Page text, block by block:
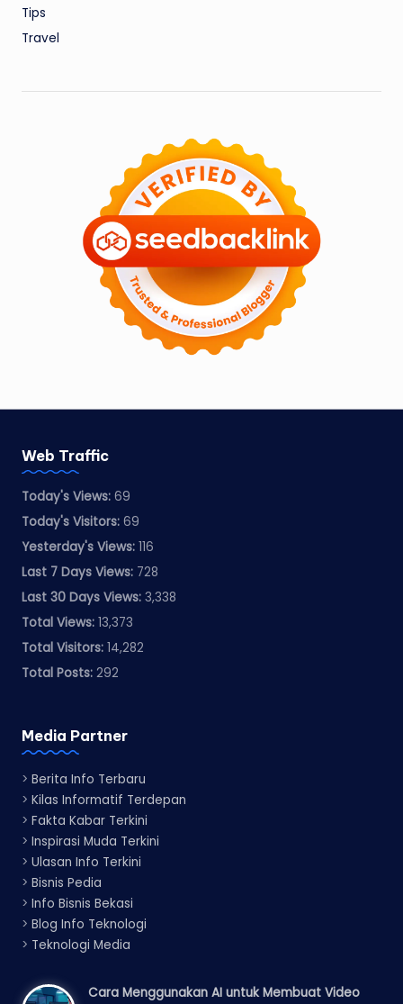
Tips
Travel
Web Traffic
Today's Views: 69
Today's Visitors: 69
Yesterday's Views: 116
Last 7 Days Views: 728
Last 30 Days Views: 3,338
Total Views: 13,373
Total Visitors: 14,282
Total Posts: 292
Media Partner
> Berita Info Terbaru
> Kilas Informatif Terdepan
> Fakta Kabar Terkini
> Inspirasi Muda Terkini
> Ulasan Info Terkini
> Bisnis Pedia
> Info Bisnis Bekasi
> Blog Info Teknologi
> Teknologi Media
Cara Menggunakan AI untuk Membuat Video